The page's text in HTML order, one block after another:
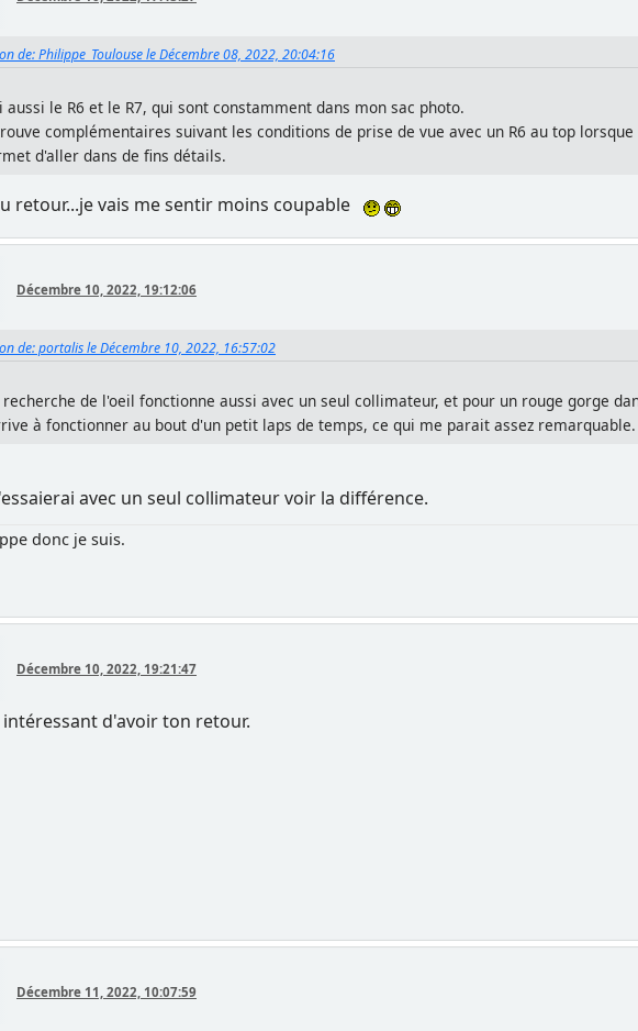
de: Philippe_Toulouse le Décembre 08, 2022, 20:04:16
aussi le R6 et le R7, qui sont constamment dans mon sac photo.
complémentaires suivant les conditions de prise de vue avec un R6 au top
d'aller dans de fins détails.
retour...je vais me sentir moins coupable
Décembre 10, 2022, 19:12:06
de: portalis le Décembre 10, 2022, 16:57:02
de l'oeil fonctionne aussi avec un seul collimateur, et pour un rouge gorge
à fonctionner au bout d'un petit laps de temps, ce qui me parait assez remarquable.
avec un seul collimateur voir la différence.
donc je suis.
Décembre 10, 2022, 19:21:47
intéressant d'avoir ton retour.
Décembre 11, 2022, 10:07:59